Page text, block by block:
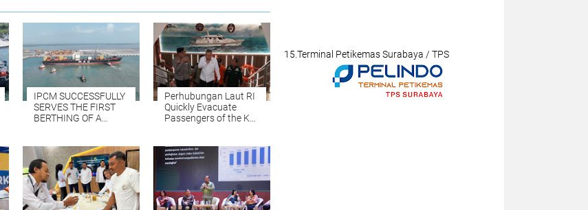
IPCM SUCCESSFULLY
SERVES THE FIRST
BERTHING OF A
PORT
Perhubungan Laut RI
Quickly Evacuate
Passengers of the KM
Java Sea
15.Terminal Petikemas Surabaya / TPS